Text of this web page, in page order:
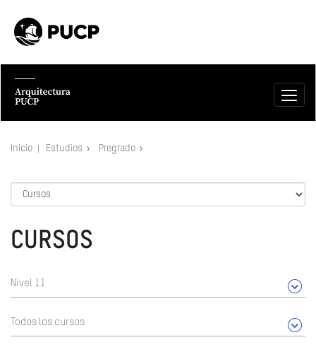
Inicio Estudios Pregrado
CURSOS
Nivel 11
Todos los cursos